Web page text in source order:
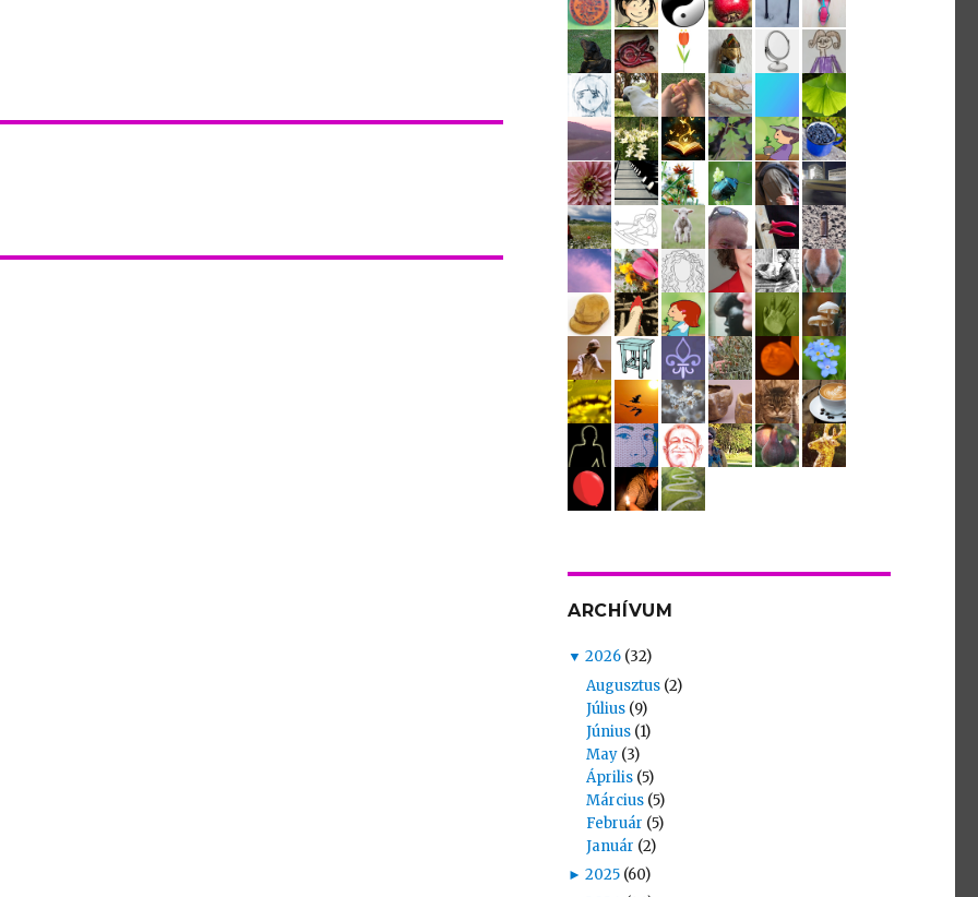
ARCHÍVUM
▼ 2026 (32)
Augusztus (2)
Július (9)
Június (1)
May (3)
Április (5)
Március (5)
Február (5)
Január (2)
► 2025 (60)